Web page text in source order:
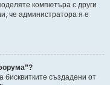
компютъра с други
че администратора я е
бисквитките създадени от